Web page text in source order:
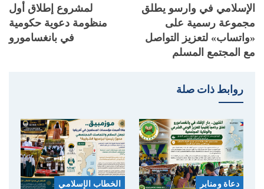
الإسلامي في وارسو يطلق
مجموعة رسمية على
«واتساب» لتعزيز التواصل
مع المجتمع المسلم
لمشروع إطلاق أول
منظومة دعوية حكومية
في بانغسامورو
روابط ذات صلة
دعاة ومنابر الخطاب الإسلامي